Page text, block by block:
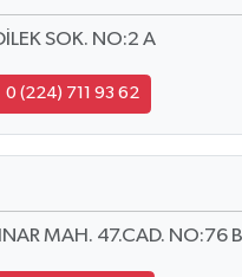
SOK. NO:2 A
0 (224) 711 93 62
MAH. 47.CAD. NO:76